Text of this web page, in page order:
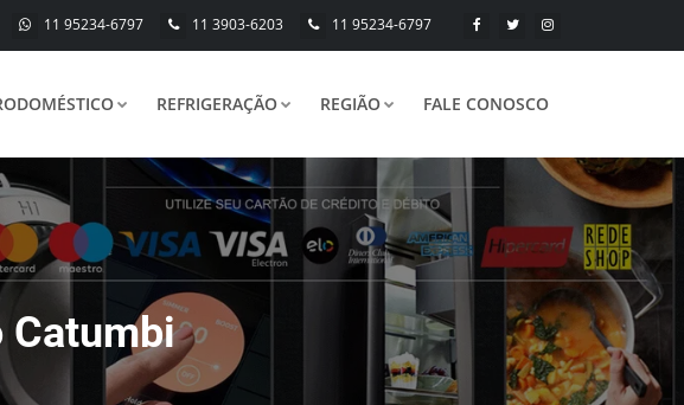
11 95234-6797 11 3903-6203 11 95234-6797
REFRIGERAÇÃO REGIÃO FALE CONOSCO
Catumbi